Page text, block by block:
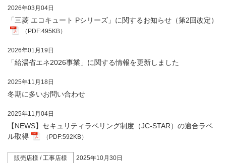
2026年03月04日
「三菱 エコキュート Pシリーズ」に関するお知らせ（第2回改定）
（PDF:495KB）
2026年01月19日
「給湯省エネ2026事業」に関する情報を更新しました
2025年11月18日
冬期に多いお問い合わせ
2025年11月04日
【NEWS】セキュリティラベリング制度（JC-STAR）の適合ラベ
ル取得
（PDF:592KB）
販売店様 / 工事店様 2025年10月30日